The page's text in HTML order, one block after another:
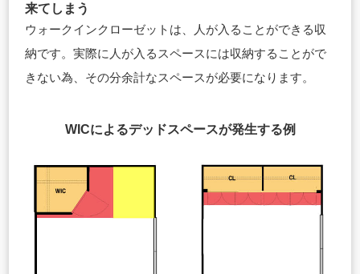
来てしまう
ウォークインクローゼットは、人が入ることができる収
納です。実際に人が入るスペースには収納することがで
きない為、その分余計なスペースが必要になります。
WICによるデッドスペースが発生する例